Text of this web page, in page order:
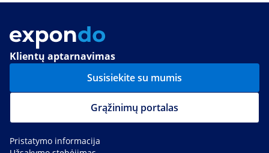
Klientų aptarnavimas
Susisiekite su mumis
Grąžinimų portalas
Pristatymo informacija